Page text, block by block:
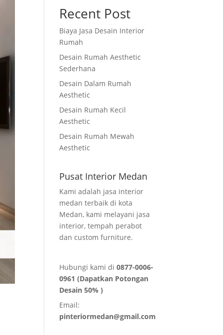
Recent Post
Biaya Jasa Desain Interior
Rumah
Desain Rumah Aesthetic
Sederhana
Desain Dalam Rumah
Aesthetic
Desain Rumah Kecil
Aesthetic
Desain Rumah Mewah
Aesthetic
Pusat Interior Medan
Kami adalah jasa interior
medan terbaik di kota
Medan, kami melayani jasa
interior, tempah perabot
dan custom furniture.
Hubungi kami di0877-0006-
0961 (Dapatkan Potongan
Desain 50% )
Email:
pinteriormedan@gmail.com